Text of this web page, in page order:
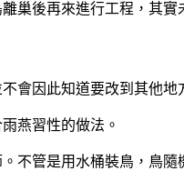
巢後再來進行工程，其實
會因此知道要改到其他地
燕習性的做法。
不管是用水桶裝鳥，鳥